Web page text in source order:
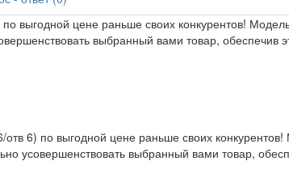
выгодной цене раньше своих конкурентов!
выбранный вами товар, обеспечив
6) по выгодной цене раньше своих
усовершенствовать выбранный вами товар,